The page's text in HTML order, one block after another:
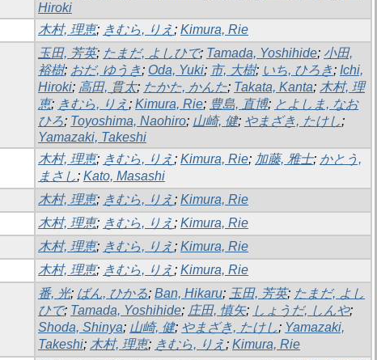
Hiroki
木村, 理恵; きむら, りえ; Kimura, Rie
玉田, 芳英; たまだ, よしひで; Tamada, Yoshihide; 小田,
裕樹; おだ, ゆうき; Oda, Yuki; 市, 大樹; いち, ひろき; Ichi,
Hiroki; 高田, 貫太; たかた, かんた; Takata, Kanta; 木村, 理
恵; きむら, りえ; Kimura, Rie; 豊島, 直博; とよしま, なお
ひろ; Toyoshima, Naohiro; 山崎, 健; やまざき, たけし;
Yamazaki, Takeshi
木村, 理恵; きむら, りえ; Kimura, Rie; 加藤, 雅士; かとう,
まさし; Kato, Masashi
木村, 理恵; きむら, りえ; Kimura, Rie
木村, 理恵; きむら, りえ; Kimura, Rie
木村, 理恵; きむら, りえ; Kimura, Rie
木村, 理恵; きむら, りえ; Kimura, Rie
番, 光; ばん, ひかる; Ban, Hikaru; 玉田, 芳英; たまだ, よし
ひで; Tamada, Yoshihide; 庄田, 慎矢; しょうだ, しんや;
Shoda, Shinya; 山崎, 健; やまざき, たけし; Yamazaki,
Takeshi; 木村, 理恵; きむら, りえ; Kimura, Rie